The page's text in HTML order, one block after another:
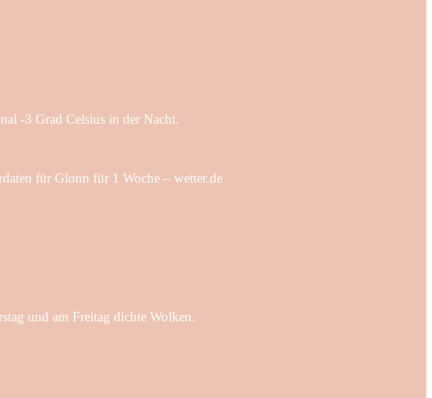
-3 Grad Celsius in der Nacht.
für Glonn für 1 Woche – wetter.de
und am Freitag dichte Wolken.